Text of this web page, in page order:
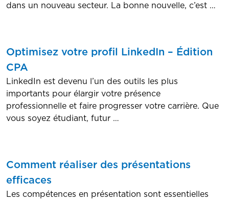
dans un nouveau secteur. La bonne nouvelle, c’est …
Optimisez votre profil LinkedIn – Édition
CPA
LinkedIn est devenu l’un des outils les plus
importants pour élargir votre présence
professionnelle et faire progresser votre carrière. Que
vous soyez étudiant, futur …
Comment réaliser des présentations
efficaces
Les compétences en présentation sont essentielles